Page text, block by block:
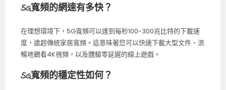
5G寬頻的網速有多快？
在理想環境下，5G寬頻可以達到每秒100-300兆比特的下載速
度，遠超傳統家居寬頻。這意味著您可以快速下載大型文件、流
暢地觀看4K視頻，以及體驗零延遲的線上遊戲。
5G寬頻的穩定性如何？